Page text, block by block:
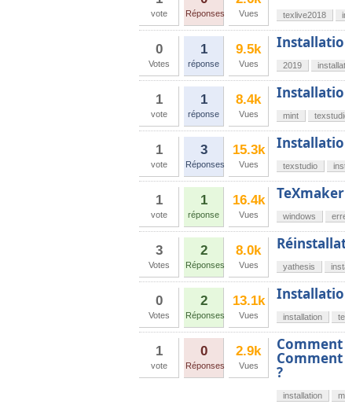
vote Réponses Vues texlive2018
0
Votes
1
réponse
9.5k
Vues 2019
1
vote
1
réponse
8.4k
Vues mint
1
vote
3
Réponses
15.3k
Vues texstudio
1
vote
1
réponse
16.4k
Vues windows
3
Votes
2
Réponses
8.0k
Vues yathesis
0
Votes
2
Réponses
13.1k
Vues installation
1
vote
0
Réponses
2.9k
Vues ?
installation